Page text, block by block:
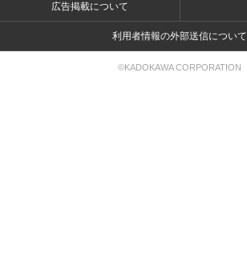
広告掲載について
利用者情報の外部送信について
©KADOKAWA CORPORATION